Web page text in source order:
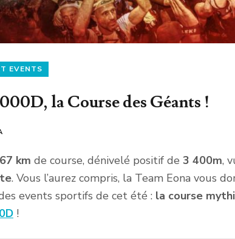
EVENTS
la Course des Géants !
67 km de course, dénivelé positif de 3 400m,
. Vous l’aurez compris, la Team Eona vous
events sportifs de cet été : la course
!